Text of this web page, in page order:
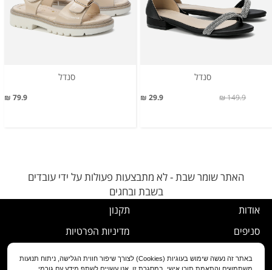
סנדל
29.9 ₪ 149.9 ₪
סנדל
79.9 ₪
האתר שומר שבת - לא מתבצעות פעולות על ידי עובדים
בשבת ובחגים
אודות
סניפים
תקנון
מדיניות הפרטיות
נוהל ביטול עסקה
באתר זה נעשה שימוש בעוגיות (Cookies) לצורך שיפור חווית הגלישה, ניתוח תנועות